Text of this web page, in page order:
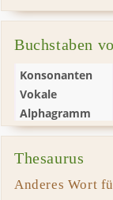
Buchstaben
Konsonanten
Vokale
Alphagramm
Thesaurus
Anderes Wort